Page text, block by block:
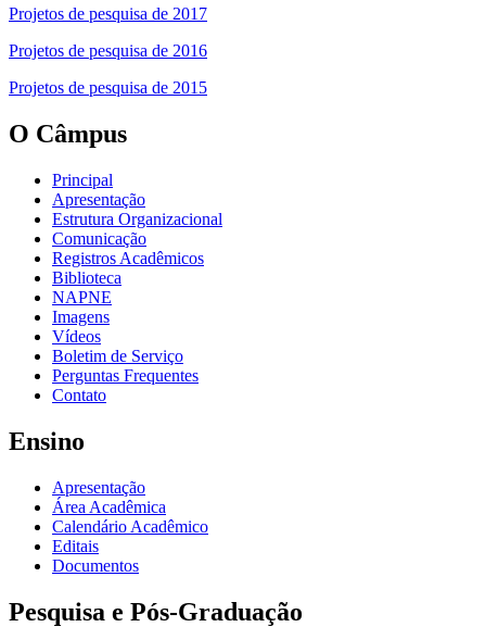
Projetos de pesquisa de 2017
Projetos de pesquisa de 2016
Projetos de pesquisa de 2015
O Câmpus
Principal
Apresentação
Estrutura Organizacional
Comunicação
Registros Acadêmicos
Biblioteca
NAPNE
Imagens
Vídeos
Boletim de Serviço
Perguntas Frequentes
Contato
Ensino
Apresentação
Área Acadêmica
Calendário Acadêmico
Editais
Documentos
Pesquisa e Pós-Graduação